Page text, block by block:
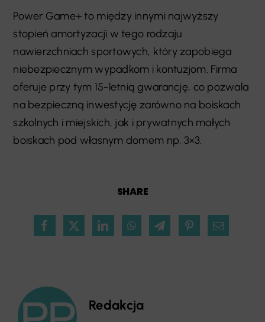
SHARE
Power Game+ to między innymi najwyższy
stopień amortyzacji w tego rodzaju
nawierzchniach sportowych, który zapobiega
niebezpiecznym wypadkom i kontuzjom. Firma
oferuje przy tym 15-letnią gwarancję, co pozwala
na bezpieczną inwestycję zarówno na boiskach
szkolnych i miejskich, jak i prywatnych małych
boiskach pod własnym domem np. 3×3.
Redakcja